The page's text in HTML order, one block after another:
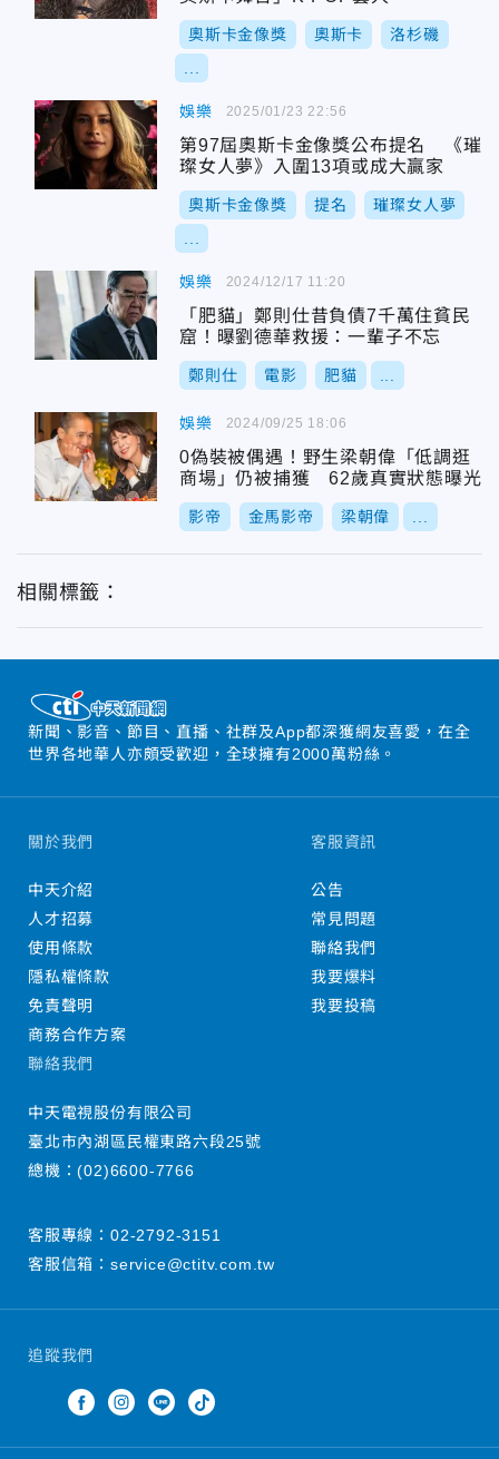
奧斯卡金像獎 奧斯卡 洛杉磯
娛樂
第97屆奧斯卡金像獎公布提名 《璀
璨女人夢》入圍13項或成大贏家
奧斯卡金像獎 提名 璀璨女人夢
2025/01/23 22:56
娛樂
「肥貓」鄭則仕昔負債7千萬住貧民
窟！曝劉德華救援：一輩子不忘
鄭則仕 電影 肥貓
2024/12/17 11:20
娛樂
0偽裝被偶遇！野生梁朝偉「低調逛
商場」仍被捕獲 62歲真實狀態曝光
影帝 金馬影帝 梁朝偉
2024/09/25 18:06
相關標籤：
新聞、影音、節目、直播、社群及App都深獲網友喜愛，在全
世界各地華人亦頗受歡迎，全球擁有2000萬粉絲。
追蹤我們
關於我們
中天介紹
人才招募
使用條款
隱私權條款
免責聲明
商務合作方案
客服資訊
公告
常見問題
聯絡我們
我要爆料
我要投稿
聯絡我們
中天電視股份有限公司
臺北市內湖區民權東路六段25號
總機：(02)6600-7766
客服專線： 02-2792-3151
客服信箱： service@ctitv.com.tw